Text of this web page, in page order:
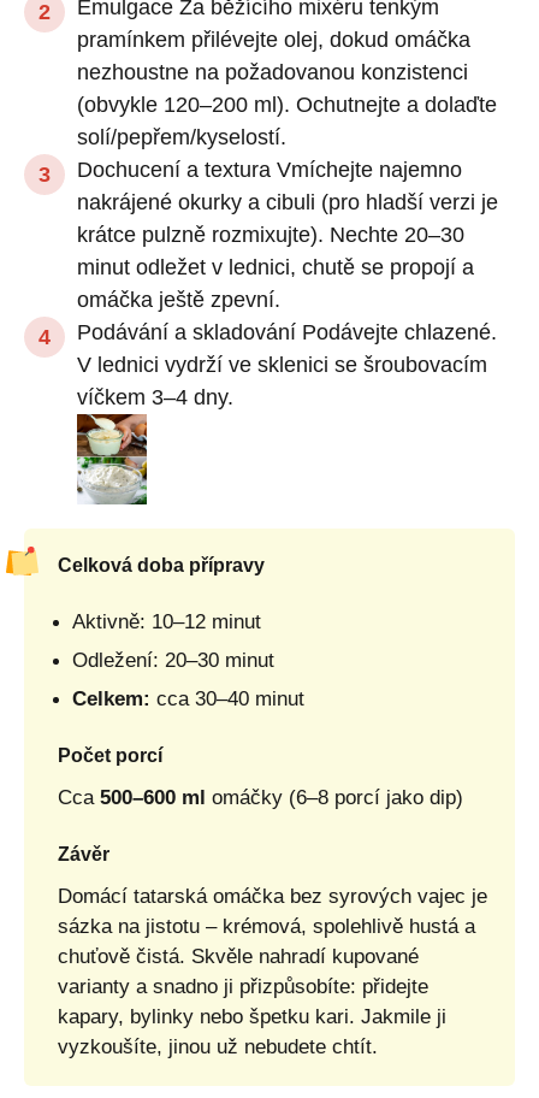
Emulgace Za běžícího mixéru tenkým
pramínkem přilévejte olej, dokud omáčka
nezhoustne na požadovanou konzistenci
(obvykle 120–200 ml). Ochutnejte a dolaďte
solí/pepřem/kyselostí.
Dochucení a textura Vmíchejte najemno
nakrájené okurky a cibuli (pro hladší verzi je
krátce pulzně rozmixujte). Nechte 20–30
minut odležet v lednici, chutě se propojí a
omáčka ještě zpevní.
Podávání a skladování Podávejte chlazené.
V lednici vydrží ve sklenici se šroubovacím
víčkem 3–4 dny.
Celková doba přípravy
Aktivně: 10–12 minut
Odležení: 20–30 minut
Celkem: cca 30–40 minut
Počet porcí
Cca 500–600 ml omáčky (6–8 porcí jako dip)
Závěr
Domácí tatarská omáčka bez syrových vajec je
sázka na jistotu – krémová, spolehlivě hustá a
chuťově čistá. Skvěle nahradí kupované
varianty a snadno ji přizpůsobíte: přidejte
kapary, bylinky nebo špetku kari. Jakmile ji
vyzkoušíte, jinou už nebudete chtít.